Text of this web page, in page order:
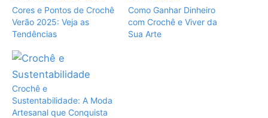
Cores e Pontos de Crochê
Verão 2025: Veja as
Tendências
Como Ganhar Dinheiro
com Crochê e Viver da
Sua Arte
Crochê e
Sustentabilidade: A Moda
Artesanal que Conquista